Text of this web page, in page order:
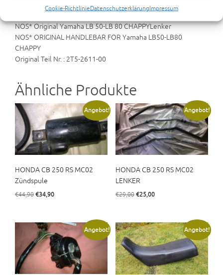
Cookie-RichtlinieDatenschutzerklärungImpressum
Beschreibung
NOS* Original Yamaha LB 50-LB 80 CHAPPYLenker
NOS* ORIGINAL HANDLEBAR FOR Yamaha LB50-LB80
CHAPPY
Original Teil Nr. : 2T5-2611-00
Ähnliche Produkte
Angebot!
HONDA CB 250 RS MC02
Zündspule
€44,90 Ursprünglicher
€44,90
€34,90Aktueller
€34,90.
Angebot!
HONDA CB 250 RS MC02
LENKER
€29,00 Ursprünglicher
€29,00
€25,00Aktueller
€25,00.
Angebot!
Angebot!